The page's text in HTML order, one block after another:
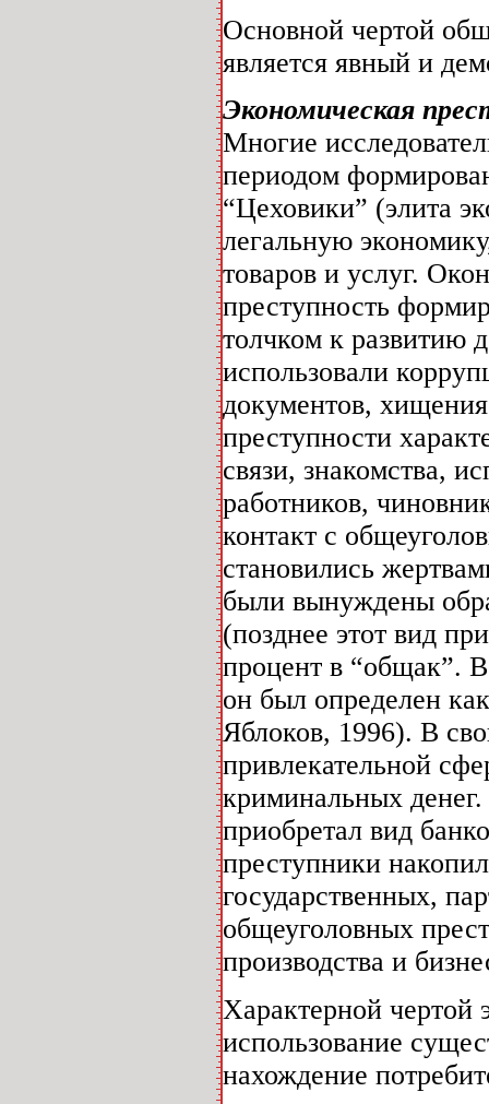
Основной чертой
является явный и
Экономическая
Многие
периодом
“Цеховики” (элита
легальную
товаров и услуг.
преступность
толчком к развитию
использовали
документов,
преступности
связи, знакомства,
работников,
контакт с
становились
были вынуждены
(позднее этот вид
процент в “общак”.
он был определен
Яблоков, 1996). В
привлекательной
криминальных
приобретал вид
преступники
государственных,
общеуголовных
производства и
Характерной чертой
использование
нахождение